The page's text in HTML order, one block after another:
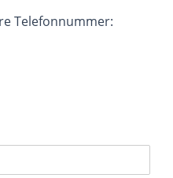
Telefonnummer: